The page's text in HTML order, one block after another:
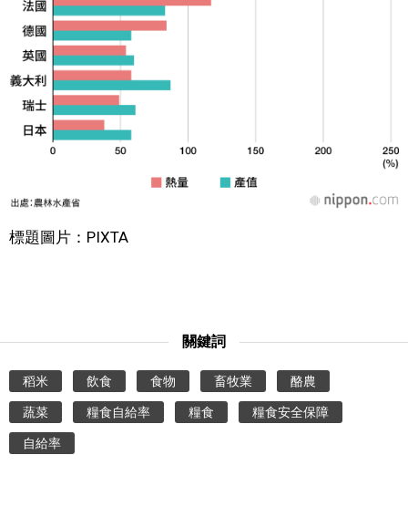
標題圖片：PIXTA
關鍵詞
稻米 飲食 食物 畜牧業 酪農
蔬菜 糧食自給率 糧食 糧食安全保障
自給率